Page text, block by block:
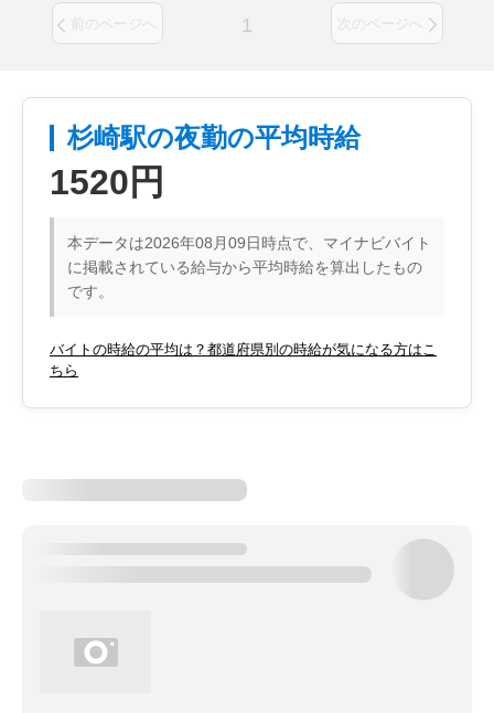
前のページへ 1 次のページへ
杉崎駅の夜勤の平均時給
1520円
本データは2026年08月09日時点で、マイナビバイト
に掲載されている給与から平均時給を算出したもの
です。
バイトの時給の平均は？都道府県別の時給が気になる方はこ
ちら